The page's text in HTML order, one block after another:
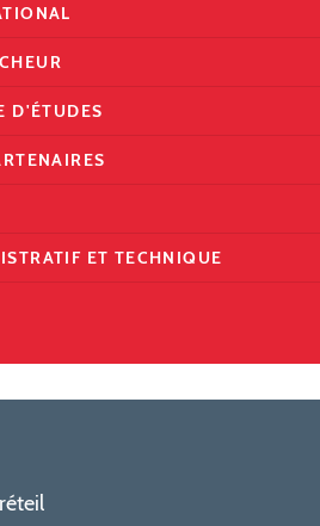
D'ÉTUDES
ET TECHNIQUE